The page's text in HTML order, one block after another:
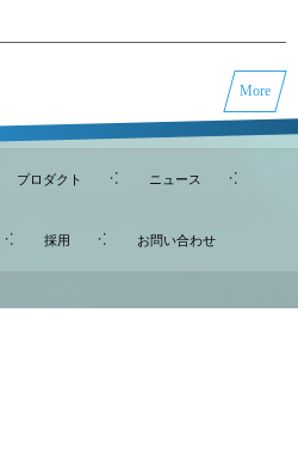
More
プロダクト ニュース
採用 お問い合わせ